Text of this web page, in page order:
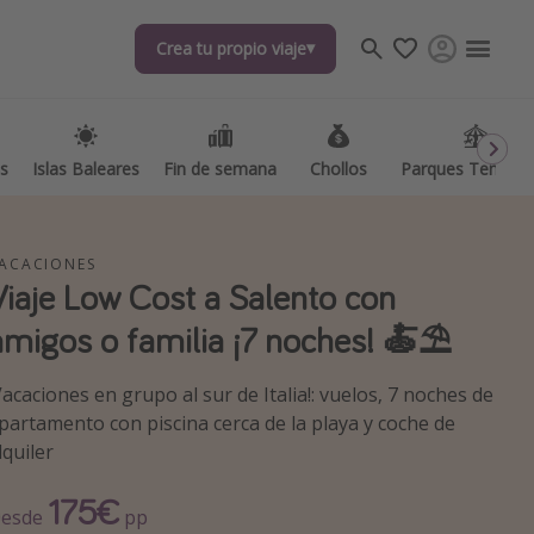
Crea tu propio viaje
Islas Baleares Fin de semana Chollos Parques
Crea tu propio viaje
Islas Baleares Fin de semana Chollos Parques
destinos
Low Cost a Salento con
o familia ¡7 noches! 🍝⛱️
en grupo al sur de Italia!: vuelos, 7 noches de
con piscina cerca de la playa y coche de
175€ pp